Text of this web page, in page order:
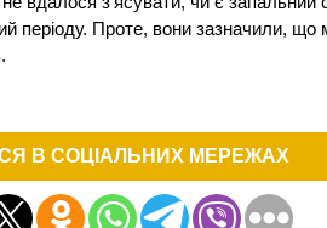
періоду. Проте, вони зазначили,
В СОЦІАЛЬНИХ МЕРЕЖАХ